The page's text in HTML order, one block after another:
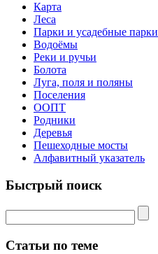
Карта
Леса
Парки и усадебные парки
Водоёмы
Реки и ручьи
Болота
Луга, поля и поляны
Поселения
ООПТ
Родники
Деревья
Пешеходные мосты
Алфавитный указатель
Быстрый поиск
Статьи по теме